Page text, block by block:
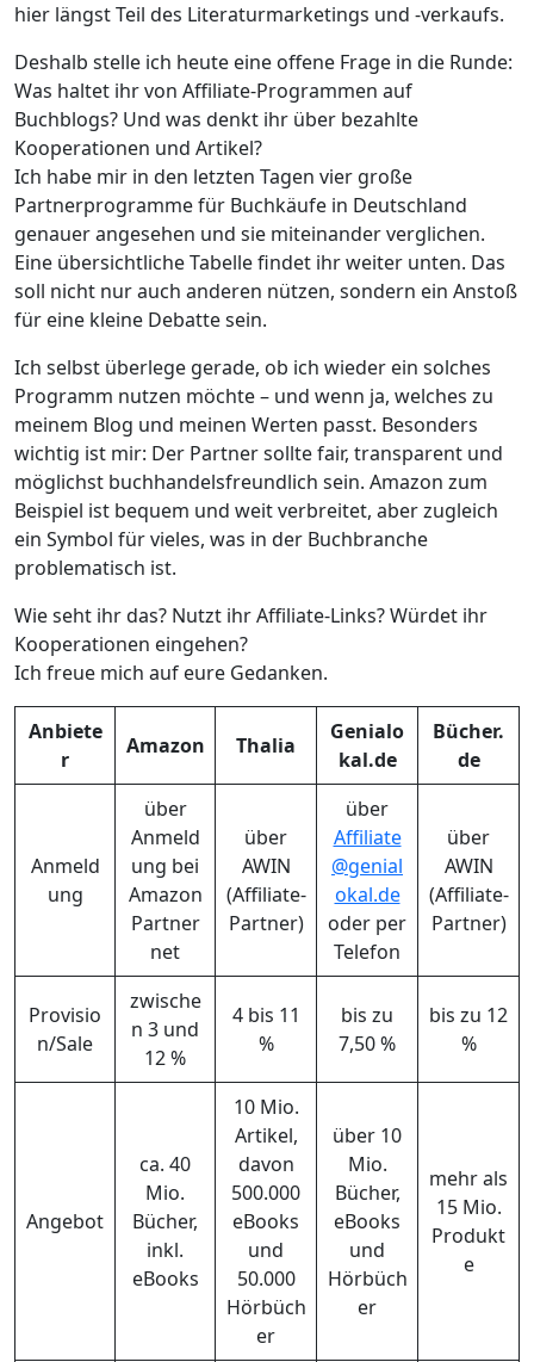
hier längst Teil des Literaturmarketings und -verkaufs.
Deshalb stelle ich heute eine offene Frage in die Runde:
Was haltet ihr von Affiliate-Programmen auf
Buchblogs? Und was denkt ihr über bezahlte
Kooperationen und Artikel?
Ich habe mir in den letzten Tagen vier große
Partnerprogramme für Buchkäufe in Deutschland
genauer angesehen und sie miteinander verglichen.
Eine übersichtliche Tabelle findet ihr weiter unten. Das
soll nicht nur auch anderen nützen, sondern ein Anstoß
für eine kleine Debatte sein.
Ich selbst überlege gerade, ob ich wieder ein solches
Programm nutzen möchte – und wenn ja, welches zu
meinem Blog und meinen Werten passt. Besonders
wichtig ist mir: Der Partner sollte fair, transparent und
möglichst buchhandelsfreundlich sein. Amazon zum
Beispiel ist bequem und weit verbreitet, aber zugleich
ein Symbol für vieles, was in der Buchbranche
problematisch ist.
Wie seht ihr das? Nutzt ihr Affiliate-Links? Würdet ihr
Kooperationen eingehen?
Ich freue mich auf eure Gedanken.
Anbiete
r
Amazon Thalia
Genialo
kal.de
Bücher.
de
Anmeld
ung
über
Anmeld
ung bei
Amazon
Partner
net
über
AWIN
(Affiliate-
Partner)
über
Affiliate
@genial
okal.de
oder per
Telefon
über
AWIN
(Affiliate-
Partner)
Provisio
n/Sale
zwische
n 3 und
12 %
4 bis 11
%
bis zu
7,50 %
bis zu 12
%
Angebot
ca. 40
Mio.
Bücher,
inkl.
eBooks
10 Mio.
Artikel,
davon
500.000
eBooks
und
50.000
Hörbüch
er
über 10
Mio.
Bücher,
eBooks
und
Hörbüch
er
mehr als
15 Mio.
Produkt
e